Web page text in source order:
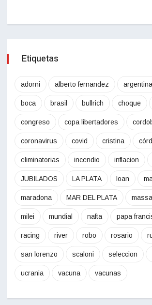
Etiquetas
adorni alberto fernandez argentina
boca brasil bullrich choque
congreso copa libertadores
coronavirus covid cristina
eliminatorias incendio inflacion
JUBILADOS LA PLATA loan
maradona MAR DEL PLATA massa
milei mundial nafta papa
racing river robo rosario
san lorenzo scaloni seleccion
ucrania vacuna vacunas